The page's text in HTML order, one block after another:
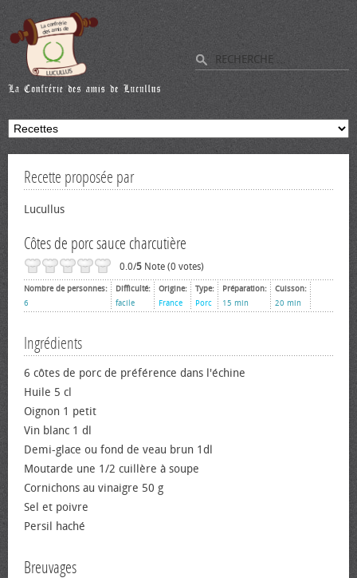
Recette proposée par
Lucullus
Côtes de porc sauce charcutière
0.0/5 Note (0 votes)
Nombre de personnes:
6
Difficulté:
facile
Origine:
France
Type:
Porc
Préparation:
15 min
Cuisson:
20 min
Ingrédients
6 côtes de porc de préférence dans l'échine
Huile 5 cl
Oignon 1 petit
Vin blanc 1 dl
Demi-glace ou fond de veau brun 1dl
Moutarde une 1/2 cuillère à soupe
Cornichons au vinaigre 50 g
Sel et poivre
Persil haché
Breuvages